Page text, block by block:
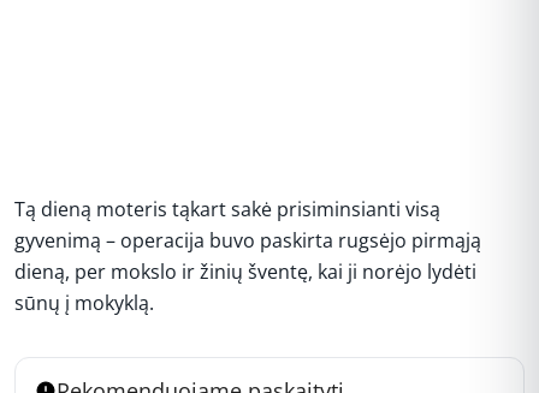
Tą dieną moteris tąkart sakė prisiminsianti visą
gyvenimą – operacija buvo paskirta rugsėjo pirmąją
dieną, per mokslo ir žinių šventę, kai ji norėjo lydėti
sūnų į mokyklą.